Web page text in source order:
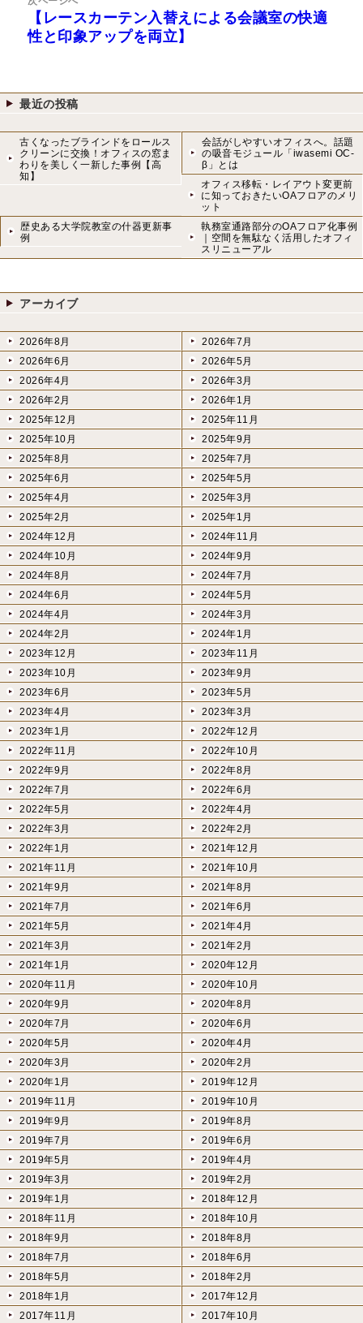
次
の
【レースカーテン入替えによる会議室の快適
性と印象アップを両立】
最近の投稿
古くなったブラインドをロールス
クリーンに交換！オフィスの窓ま
わりを美しく一新した事例【高
知】
会話がしやすいオフィスへ。話題
の吸音モジュール「iwasemi OC-
β」とは
オフィス移転・レイアウト変更前
に知っておきたいOAフロアのメリ
ット
歴史ある大学院教室の什器更新事
例
執務室通路部分のOAフロア化事例
｜空間を無駄なく活用したオフィ
スリニューアル
アーカイブ
2026年8月
2026年7月
2026年6月
2026年5月
2026年4月
2026年3月
2026年2月
2026年1月
2025年12月
2025年11月
2025年10月
2025年9月
2025年8月
2025年7月
2025年6月
2025年5月
2025年4月
2025年3月
2025年2月
2025年1月
2024年12月
2024年11月
2024年10月
2024年9月
2024年8月
2024年7月
2024年6月
2024年5月
2024年4月
2024年3月
2024年2月
2024年1月
2023年12月
2023年11月
2023年10月
2023年9月
2023年6月
2023年5月
2023年4月
2023年3月
2023年1月
2022年12月
2022年11月
2022年10月
2022年9月
2022年8月
2022年7月
2022年6月
2022年5月
2022年4月
2022年3月
2022年2月
2022年1月
2021年12月
2021年11月
2021年10月
2021年9月
2021年8月
2021年7月
2021年6月
2021年5月
2021年4月
2021年3月
2021年2月
2021年1月
2020年12月
2020年11月
2020年10月
2020年9月
2020年8月
2020年7月
2020年6月
2020年5月
2020年4月
2020年3月
2020年2月
2020年1月
2019年12月
2019年11月
2019年10月
2019年9月
2019年8月
2019年7月
2019年6月
2019年5月
2019年4月
2019年3月
2019年2月
2019年1月
2018年12月
2018年11月
2018年10月
2018年9月
2018年8月
2018年7月
2018年6月
2018年5月
2018年2月
2018年1月
2017年12月
2017年11月
2017年10月